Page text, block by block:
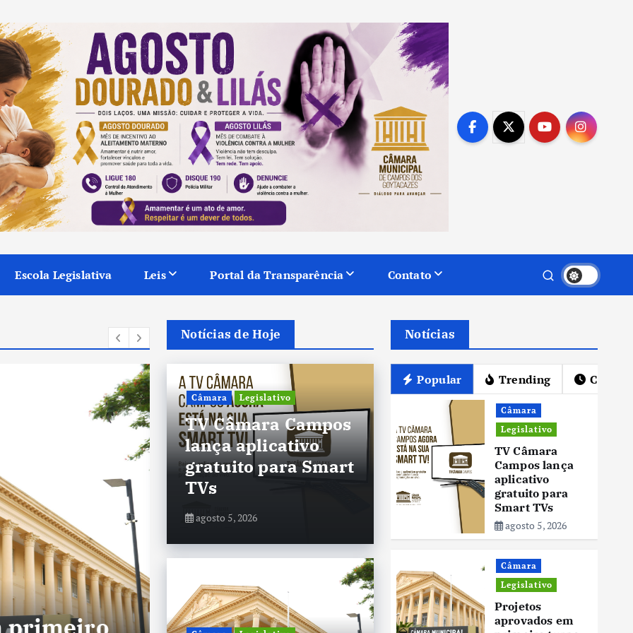
Escola Legislativa Leis Portal da Transparência Contato
Câmara Legislativo
Notícias de Hoje
Câmara Legislativo
TV Câmara Campos
lança aplicativo
gratuito para Smart
TVs
agosto 5, 2026
Notícias
Popular Trending Câmara
Câmara
Legislativo
TV Câmara
Campos lança
aplicativo
gratuito para
Smart TVs
agosto 5, 2026
Câmara
Legislativo
Projetos
aprovados em